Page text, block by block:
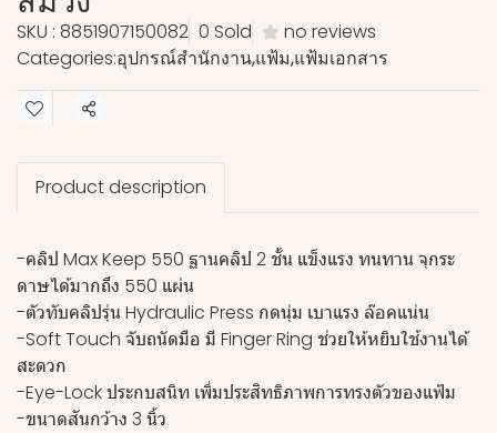
SKU : 8851907150082 0 Sold
no reviews
Categories:อุปกรณ์สำนักงาน,แฟ้ม,แฟ้มเอกสาร
Share
Product description
-คลิป Max Keep 550 ฐานคลิป 2 ชั้น แข็งแรง ทนทาน จุกระ
ดาษได้มากถึง 550 แผ่น
-ตัวทับคลิปรุ่น Hydraulic Press กดนุ่ม เบาแรง ล๊อคแน่น
-Soft Touch จับถนัดมือ มี Finger Ring ช่วยให้หยิบใช้งานได้
สะดวก
-Eye-Lock ประกบสนิท เพิ่มประสิทธิภาพการทรงตัวของแฟ้ม
-ขนาดสันกว้าง 3 นิ้ว